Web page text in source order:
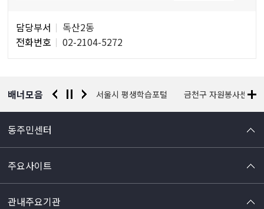
당
자
담당부서
독산2동
전화번호
02-2104-5272
배너모음
찰청 유실물 통합포털 서울시 평생학습포털 금천구 자원봉사센터
동주민센터
주요사이트
관내주요기관